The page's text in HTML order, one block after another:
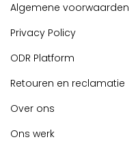
Algemene voorwaarden
Privacy Policy
ODR Platform
Retouren en reclamatie
Over ons
Ons werk